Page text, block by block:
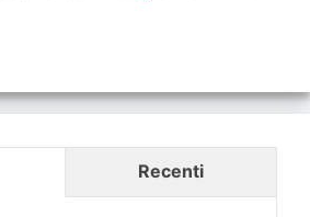
Recenti